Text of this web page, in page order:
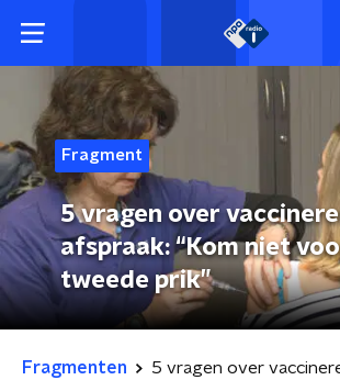
Fragment
5 vragen over
afspraak: “Kom niet
tweede prik”
Fragmenten